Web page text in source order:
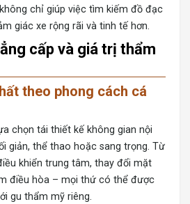
chỉ giúp việc tìm kiếm đồ đạc
giác xe rộng rãi và tinh tế hơn.
cấp và giá trị thẩm
theo phong cách cá
chọn tái thiết kế không gian nội
giản, thể thao hoặc sang trọng. Từ
khiển trung tâm, thay đổi mặt
điều hòa – mọi thứ có thể được
gu thẩm mỹ riêng.